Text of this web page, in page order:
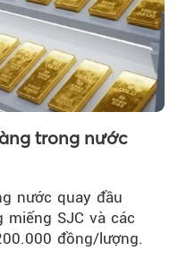
trong nước
nước quay đầu
SJC và các
đồng/lượng.